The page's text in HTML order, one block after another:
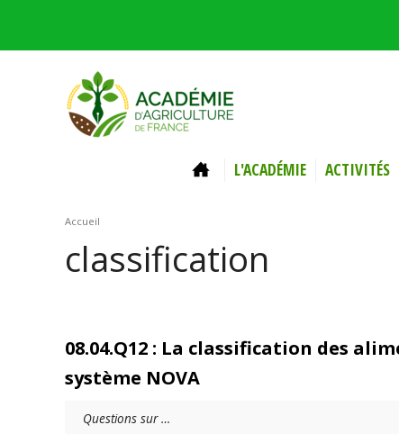
ACCUEILL'ACADÉMIE ACTIVITÉS
Vous êtes ici
Accueil
classification
08.04.Q12 : La classification des
système NOVA
Questions sur …